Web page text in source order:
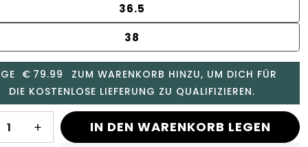
36.5
38
€ 79.99
ZUM WARENKORB HINZU, UM DICH FÜR
DIE KOSTENLOSE LIEFERUNG ZU QUALIFIZIEREN.
Erhöhe
IN DEN WARENKORB LEGEN